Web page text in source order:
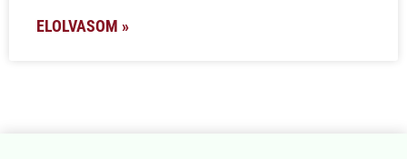
ELOLVASOM »